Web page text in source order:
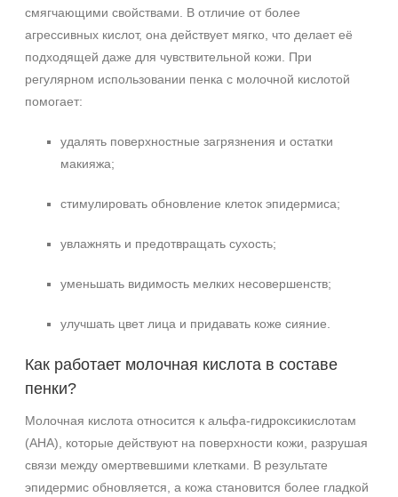
смягчающими свойствами. В отличие от более
агрессивных кислот, она действует мягко, что делает её
подходящей даже для чувствительной кожи. При
регулярном использовании пенка с молочной кислотой
помогает:
удалять поверхностные загрязнения и остатки
макияжа;
стимулировать обновление клеток эпидермиса;
увлажнять и предотвращать сухость;
уменьшать видимость мелких несовершенств;
улучшать цвет лица и придавать коже сияние.
Как работает молочная кислота в составе
пенки?
Молочная кислота относится к альфа-гидроксикислотам
(AHA), которые действуют на поверхности кожи, разрушая
связи между омертвевшими клетками. В результате
эпидермис обновляется, а кожа становится более гладкой